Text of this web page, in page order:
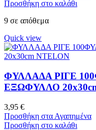
Προσθήκη στο καλάθι
9 σε απόθεμα
Quick view
ΦΥΛΛΑΔΑ ΡΙΓΕ
ΕΞΩΦΥΛΛΟ
3,95 €
Προσθήκη στα Αγαπημένα
Προσθήκη στο καλάθι